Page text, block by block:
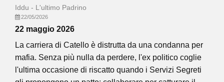
Iddu - L'ultimo Padrino
22/05/2026
22 maggio 2026
La carriera di Catello è distrutta da una condanna per
mafia. Senza più nulla da perdere, l'ex politico coglie
l'ultima occasione di riscatto quando i Servizi Segreti